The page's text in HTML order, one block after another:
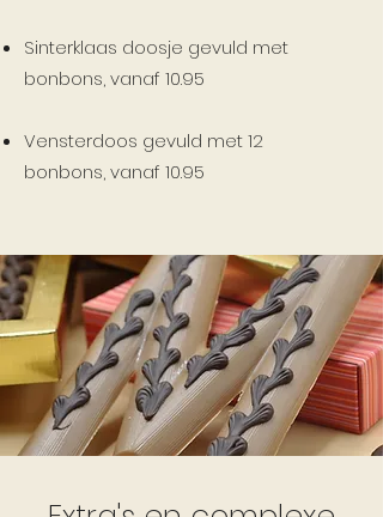
Sinterklaas doosje gevuld met
bonbons,vanaf 10.95
Vensterdoos gevuld met 12
bonbons,vanaf 10.95